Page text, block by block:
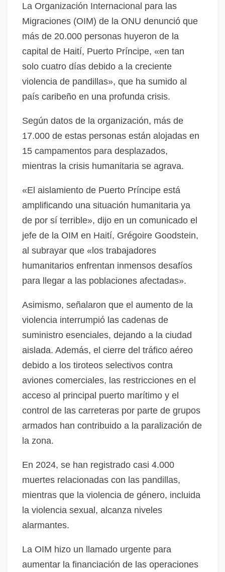
La Organización Internacional para las
Migraciones (OIM) de la ONU denunció que
más de 20.000 personas huyeron de la
capital de Haití, Puerto Príncipe, «en tan
solo cuatro días debido a la creciente
violencia de pandillas», que ha sumido al
país caribeño en una profunda crisis.
Según datos de la organización, más de
17.000 de estas personas están alojadas en
15 campamentos para desplazados,
mientras la crisis humanitaria se agrava.
«El aislamiento de Puerto Príncipe está
amplificando una situación humanitaria ya
de por sí terrible», dijo en un comunicado el
jefe de la OIM en Haití, Grégoire Goodstein,
al subrayar que «los trabajadores
humanitarios enfrentan inmensos desafíos
para llegar a las poblaciones afectadas».
Asimismo, señalaron que el aumento de la
violencia interrumpió las cadenas de
suministro esenciales, dejando a la ciudad
aislada. Además, el cierre del tráfico aéreo
debido a los tiroteos selectivos contra
aviones comerciales, las restricciones en el
acceso al principal puerto marítimo y el
control de las carreteras por parte de grupos
armados han contribuido a la paralización de
la zona.
En 2024, se han registrado casi 4.000
muertes relacionadas con las pandillas,
mientras que la violencia de género, incluida
la violencia sexual, alcanza niveles
alarmantes.
La OIM hizo un llamado urgente para
aumentar la financiación de las operaciones